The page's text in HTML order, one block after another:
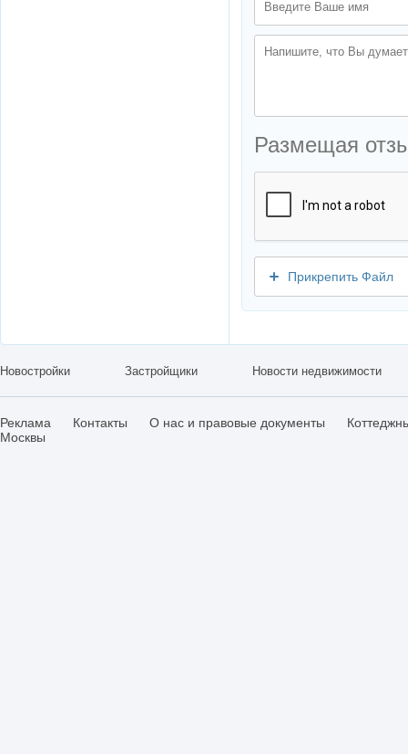
Размещая
Прикрепить Файл
Новостройки Застройщики Новости недвижимости
Реклама Контакты О нас и правовые документы
Москвы